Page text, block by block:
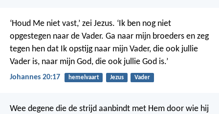
‘Houd Me niet vast,’ zei Jezus. ‘Ik ben nog niet
opgestegen naar de Vader. Ga naar mijn broeders en zeg
tegen hen dat Ik opstijg naar mijn Vader, die ook jullie
Vader is, naar mijn God, die ook jullie God is.’
Johannes 20:17 hemelvaart Jezus Vader
Wee degene die de strijd aanbindt met Hem door wie hij